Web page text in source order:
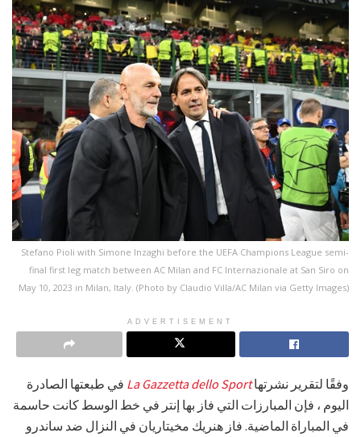
Stefano Pioli with Simone Inzaghi before the UEFA Champions League semi-
final first leg match between AC Milan and FC Internazionale at San Siro on
May 10, 2023 in Milan, Italy. (Photo by Claudio Villa/AC Milan via Getty Images)
ADVERTISEMENT
وفقًا لتقرير نشرتهاLa Gazzetta dello Sport
في طبعتها الصادرة
اليوم ، فإن المبارزات التي فاز بها إنتر في خط الوسط كانت حاسمة
في المباراة الماضية. فاز هنريك مخيتاريان في النزال ضد ساندرو